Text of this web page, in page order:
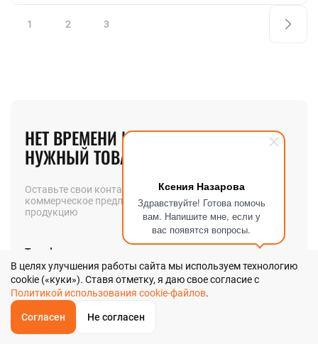
Ксения Назарова
Здравствуйте! Готова помочь
вам. Напишите мне, если у
вас появятся вопросы.
ОБРАТНЫЙЗВОНОК
1 2 3
НЕТ ВРЕМЕНИ ИСКАТЬ
НУЖНЫЙ ТОВАР? МЫ ПОМОЖЕМ!
Оставьте свои контакты и мы вышлем вам
коммерческое предложение на интересующую вас
продукцию
Телефон
Главная
В целях улучшения работы сайта мы используем технологию
cookie («куки»). Ставя отметку, я даю свое согласие с
Политикой использования cookie-файлов.
Согласен Не согласен